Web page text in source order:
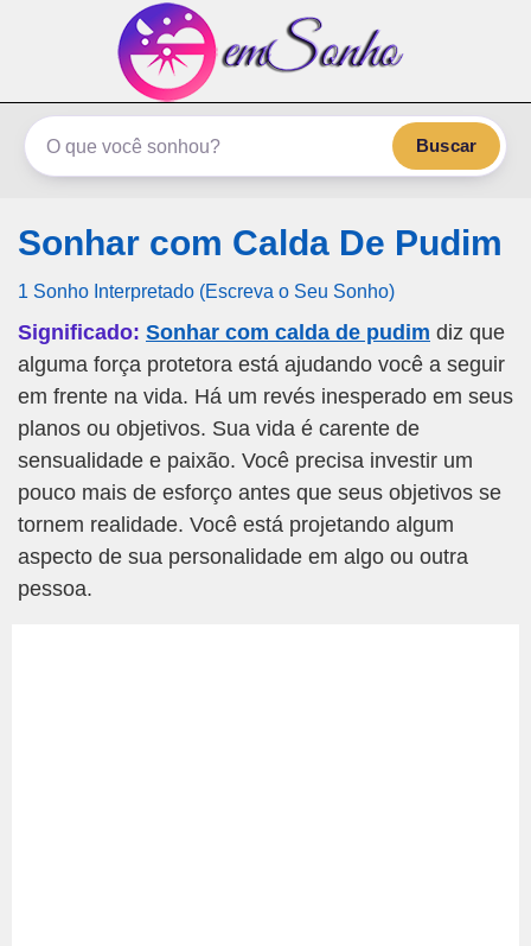
emSonho.com
Os sonhos significam mais
Buscar
Sonhar com Calda De Pudim
1 Sonho Interpretado (Escreva o Seu Sonho)
Significado: Sonhar com calda de pudim diz que
alguma força protetora está ajudando você a seguir
em frente na vida. Há um revés inesperado em seus
planos ou objetivos. Sua vida é carente de
sensualidade e paixão. Você precisa investir um
pouco mais de esforço antes que seus objetivos se
tornem realidade. Você está projetando algum
aspecto de sua personalidade em algo ou outra
pessoa.